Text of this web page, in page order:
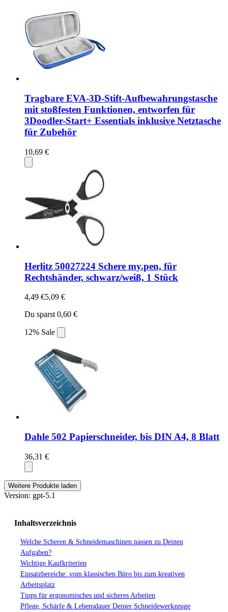
Tragbare EVA-3D-Stift-Aufbewahrungstasche
mit stoßfesten Funktionen, entworfen für
3Doodler-Start+ Essentials inklusive Netztasche
für Zubehör
10,69 €
Herlitz 50027224 Schere my.pen, für
Rechtshänder, schwarz/weiß, 1 Stück
4,49 €5,09 €
Du sparst 0,60 €
12% Sale
Dahle 502 Papierschneider, bis DIN A4, 8 Blatt
36,31 €
Weitere Produkte laden
Version: gpt-5.1
Inhaltsverzeichnis
Welche Scheren & Schneidemaschinen passen zu Deinen
Aufgaben?
Wichtige Kaufkriterien
Einsatzbereiche: vom klassischen Büro bis zum kreativen
Arbeitsplatz
Tipps für ergonomisches und sicheres Arbeiten
Pflege, Schärfe & Lebensdauer Deiner Schneidewerkzeuge